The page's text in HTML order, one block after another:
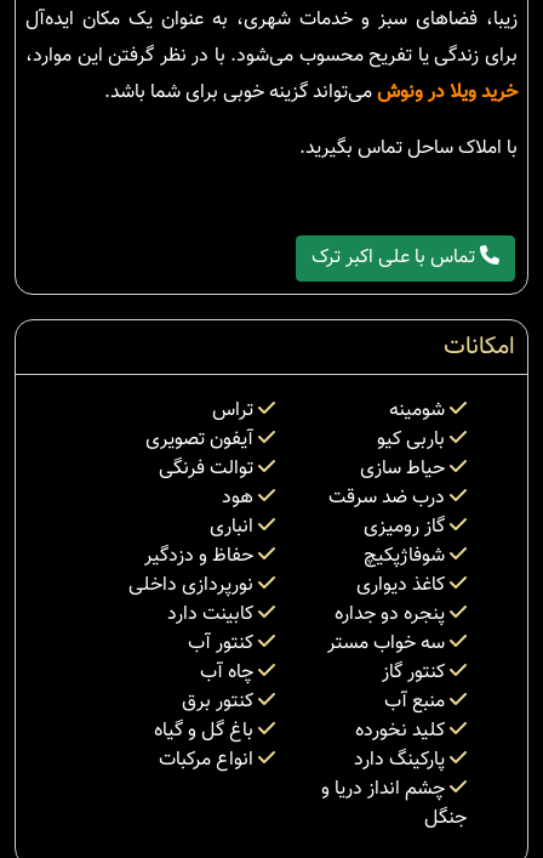
زیبا، فضاهای سبز و خدمات شهری، به عنوان یک مکان ایده‌آل
برای زندگی یا تفریح محسوب می‌شود. با در نظر گرفتن این موارد،
خرید ویلا در ونوشمی‌تواند گزینه خوبی برای شما باشد.
با املاک ساحل تماس بگیرید.
تماس با علی اکبر ترک
امکانات
شومینه
تراس
باربی کیو
آیفون تصویری
حیاط سازی
توالت فرنگی
درب ضد سرقت
هود
گاز رومیزی
انباری
شوفاژپکیچ
حفاظ و دزدگیر
کاغذ دیواری
نورپردازی داخلی
پنجره دو جداره
کابینت دارد
سه خواب مستر
کنتور آب
کنتور گاز
چاه آب
منبع آب
کنتور برق
کلید نخورده
باغ گل و گیاه
پارکینگ دارد
انواع مرکبات
چشم انداز دریا و
جنگل